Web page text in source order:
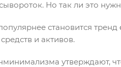
Но так ли это
становится тренд
и активов.
утверждают,